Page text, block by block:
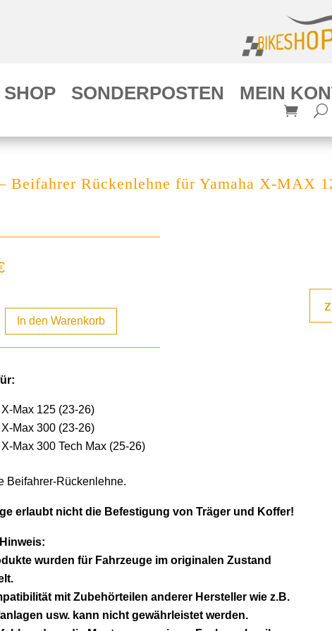
SHOP SONDERPOSTEN MEIN
Beifahrer Rückenlehne für Yamaha X-MAX
In den Warenkorb
Max 125 (23-26)
Max 300 (23-26)
Max 300 Tech Max (25-26)
Beifahrer-Rückenlehne.
erlaubt nicht die Befestigung von Träger und Koffer!
wurden für Fahrzeuge im originalen Zustand
mit Zubehörteilen anderer Hersteller wie z.B.
usw. kann nicht gewährleistet werden.